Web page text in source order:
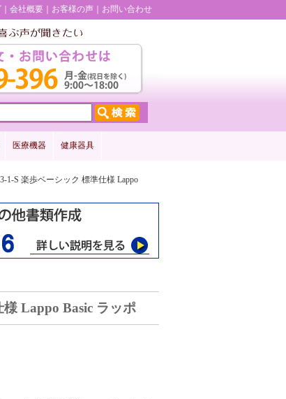
会社概要 お客様の声 お問い合わせ
医療機器 健康器具
S 楽歩ベーシック 標準仕様 Lappo
Lappo Basic ラッポ